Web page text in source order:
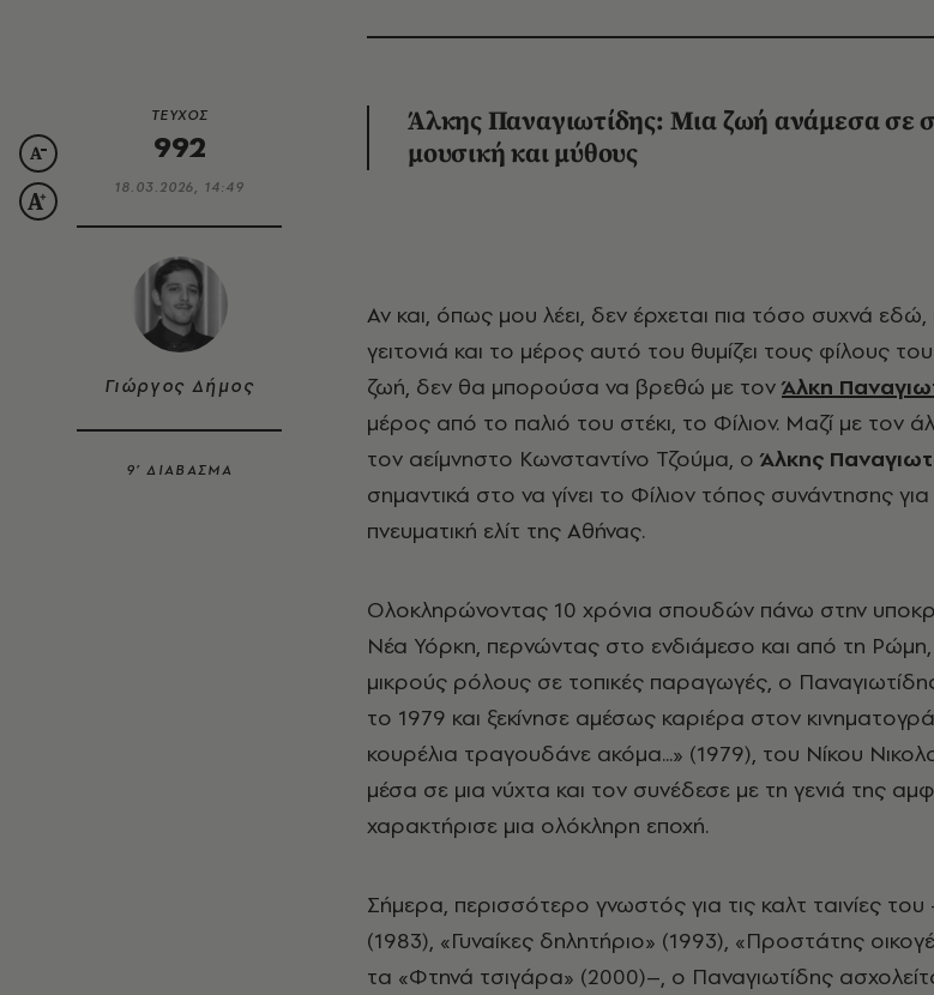
ΤΕΥΧΟΣ
992
18.03.2026, 14:49
Γιώργος Δήμος
9’ ΔΙΑΒΑΣΜΑ
Άλκης Παναγιωτίδης: Μια ζωή ανάμεσα σε
μουσική και μύθους
Αν και, όπως μου λέει, δεν έρχεται πια τόσο συχνά εδώ, καθώς έχει αλλάξει
γειτονιά και το μέρος αυτό του θυμίζει τους φίλους
ζωή, δεν θα μπορούσα να βρεθώ με τον Άλκη
μέρος από το παλιό του στέκι, το Φίλιον. Μαζί με τον
τον αείμνηστο Κωνσταντίνο Τζούμα, ο Άλκης
σημαντικά στο να γίνει το Φίλιον τόπος συνάντησης για
πνευματική ελίτ της Αθήνας.
Ολοκληρώνοντας 10 χρόνια σπουδών πάνω στην
Νέα Υόρκη, περνώντας στο ενδιάμεσο και από τη Ρώμη,
μικρούς ρόλους σε τοπικές παραγωγές, ο
το 1979 και ξεκίνησε αμέσως καριέρα στον
κουρέλια τραγουδάνε ακόμα...» (1979), του Νίκου
μέσα σε μια νύχτα και τον συνέδεσε με τη γενιά της
χαρακτήρισε μια ολόκληρη εποχή.
Σήμερα, περισσότερο γνωστός για τις καλτ ταινίες του
(1983), «Γυναίκες δηλητήριο» (1993), «Προστάτης
τα «Φτηνά τσιγάρα» (2000)–, ο Παναγιωτίδης